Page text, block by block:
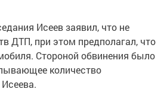
Исеев заявил, что не
ДТП, при этом предполагал, что
Стороной обвинения было
количество